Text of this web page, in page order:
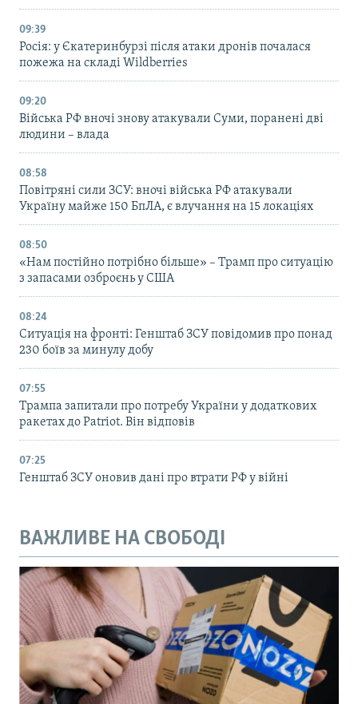
09:39
Росія: у Єкатеринбурзі після атаки дронів почалася
пожежа на складі Wildberries
09:20
Війська РФ вночі знову атакували Суми, поранені дві
людини – влада
08:58
Повітряні сили ЗСУ: вночі війська РФ атакували
Україну майже 150 БпЛА, є влучання на 15 локаціях
08:50
«Нам постійно потрібно більше» – Трамп про ситуацію
з запасами озброєнь у США
08:24
Ситуація на фронті: Генштаб ЗСУ повідомив про понад
230 боїв за минулу добу
07:55
Трампа запитали про потребу України у додаткових
ракетах до Patriot. Він відповів
07:25
Генштаб ЗСУ оновив дані про втрати РФ у війні
ВАЖЛИВЕ НА СВОБОДІ